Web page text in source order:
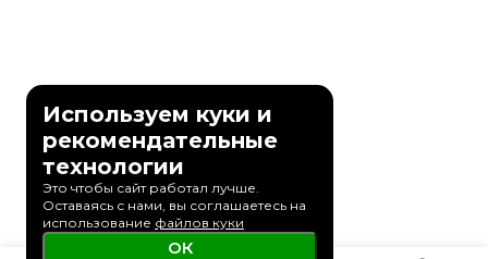
Используем куки и
рекомендательные
технологии
Это чтобы сайт работал лучше.
Оставаясь с нами, вы соглашаетесь на
использование файлов куки
ОК